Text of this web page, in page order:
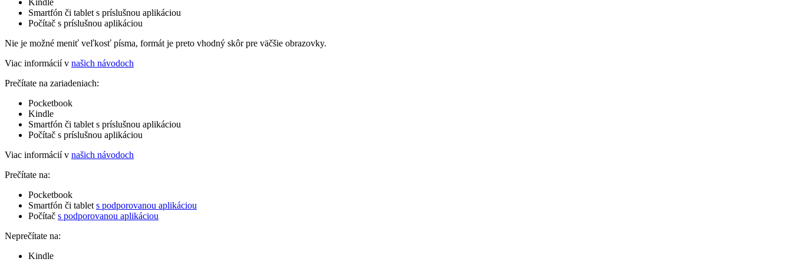
Kindle
Smartfón či tablet s príslušnou aplikáciou
Počítač s príslušnou aplikáciou
Nie je možné meniť veľkosť písma, formát je preto vhodný skôr pre väčšie obrazovky.
Viac informácií v našich návodoch
Prečítate na zariadeniach:
Pocketbook
Kindle
Smartfón či tablet s príslušnou aplikáciou
Počítač s príslušnou aplikáciou
Viac informácií v našich návodoch
Prečítate na:
Pocketbook
Smartfón či tablet s podporovanou aplikáciou
Počítač s podporovanou aplikáciou
Neprečítate na:
Kindle